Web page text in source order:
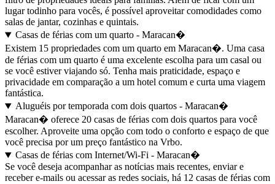
lugar todinho para vocês, é possível aproveitar comodidades como
salas de jantar, cozinhas e quintais.
Casas de férias com um quarto - Maracan�
Existem 15 propriedades com um quarto em Maracan�. Uma casa
de férias com um quarto é uma excelente escolha para um casal ou
se você estiver viajando só. Tenha mais praticidade, espaço e
privacidade em comparação a um hotel comum e curta uma viagem
fantástica.
Aluguéis por temporada com dois quartos - Maracan�
Maracan� oferece 20 casas de férias com dois quartos para você
escolher. Aproveite uma opção com todo o conforto e espaço de que
você precisa por um preço fantástico na Vrbo.
Casas de férias com Internet/Wi-Fi - Maracan�
Se você deseja acompanhar as notícias mais recentes, enviar e
receber e-mails ou acessar as redes sociais, há 12 casas de férias com